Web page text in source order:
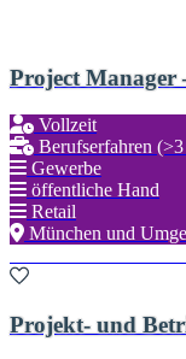
Project Manager
Vollzeit
Berufserfahren
Gewerbe
öffentliche Hand
Retail
München und
Projekt- und